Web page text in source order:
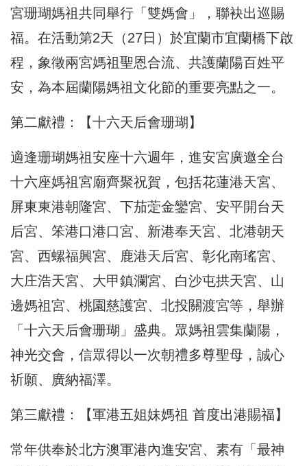
宮珊瑚媽祖共同舉行「雙媽會」，聯袂出巡賜
福。在活動第2天（27日）於宜蘭市宜蘭橋下啟
程，象徵兩宮媽祖聖恩合流、共護蘭陽百姓平
安，為本屆蘭陽媽祖文化節的重要亮點之一。
第二獻禮：【十六天后會珊瑚】
適逢珊瑚媽祖安座十六週年，進安宮廣邀全台
十六座媽祖宮廟齊聚祝賀，包括花蓮港天宮、
屏東東港朝隆宮、下茄萣金鑾宮、安平開台天
后宮、笨港口港口宮、新港奉天宮、北港朝天
宮、西螺福興宮、鹿港天后宮、彰化南瑤宮、
大庄浩天宮、大甲鎮瀾宮、白沙屯拱天宮、山
邊媽祖宮、桃園慈護宮、北投關渡宮等，舉辦
「十六天后會珊瑚」盛典。眾媽祖雲集蘭陽，
神光交會，信眾得以一次朝禮多尊聖母，誠心
祈願、廣納福澤。
第三獻禮：【軍港五姐妹媽祖 首度出港賜福】
常年供奉於北方澳軍港內進安宮、素有「最神